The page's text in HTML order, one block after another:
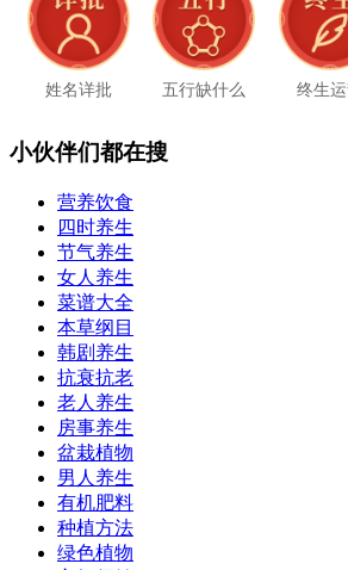
姓名详批 五行缺什么 终生
小伙伴们都在搜
营养饮食
四时养生
节气养生
女人养生
菜谱大全
本草纲目
韩剧养生
抗衰抗老
老人养生
房事养生
盆栽植物
男人养生
有机肥料
种植方法
绿色植物